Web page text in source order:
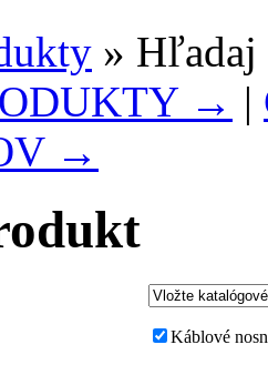
» Hľadaj
→ |
→
Káblové